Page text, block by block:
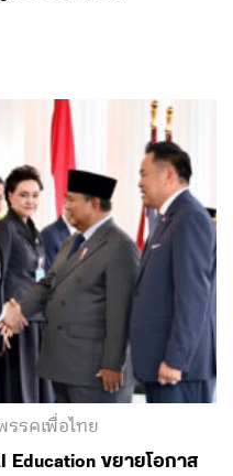
รรคเพื่อไทย
Education ขยายโอกาส